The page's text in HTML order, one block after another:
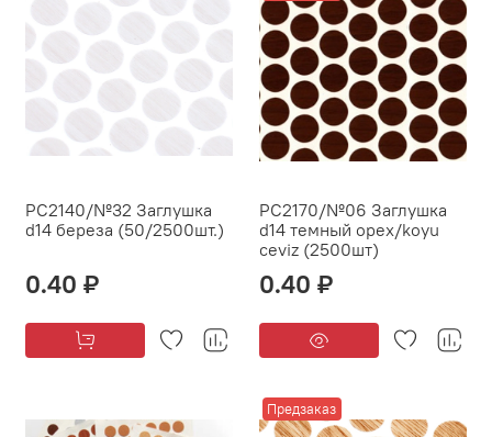
PC2140/№32 Заглушка
d14 береза (50/2500шт.)
0.40 ₽
PC2170/№06 Заглушка
d14 темный орех/koyu
ceviz (2500шт)
0.40 ₽
Предзаказ